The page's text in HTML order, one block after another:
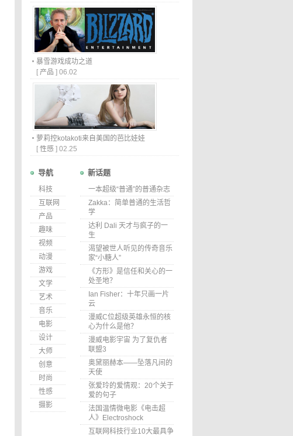
暴雪游戏成功之道
[ 产品 ] 06.02
萝莉控kotakoti来自美国的芭比娃娃
[ 性感 ] 02.25
导航
科技
互联网
产品
趣味
视频
动漫
游戏
文学
艺术
音乐
电影
设计
大师
创意
时尚
性感
摄影
新话题
一本超级“普通”的普通杂志
Zakka：简单普通的生活哲
学
达利 Dali 天才与疯子的一
生
渴望被世人听见的传奇音乐
家“小糖人”
《方形》是信任和关心的一
处圣地？
Ian Fisher：十年只画一片
云
漫威C位超级英雄永恒的核
心为什么是他？
漫威电影宇宙 为了复仇者
联盟3
奥黛丽赫本——坠落凡间的
天使
张爱玲的爱情观：20个关于
爱的句子
法国温情微电影《电击超
人》Electroshock
互联网科技行业10大最具争